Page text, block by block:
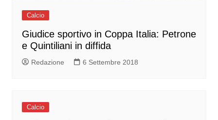
Calcio
Giudice sportivo in Coppa Italia: Petrone
e Quintiliani in diffida
Redazione 6 Settembre 2018
Calcio